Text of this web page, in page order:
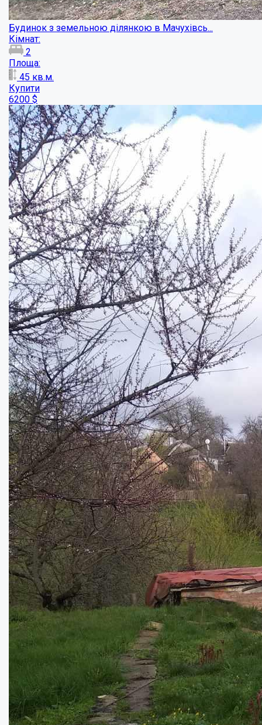
Дом на Половках!
Кімнат:
3
Площа:
50кв.м.
Купити
50000 $